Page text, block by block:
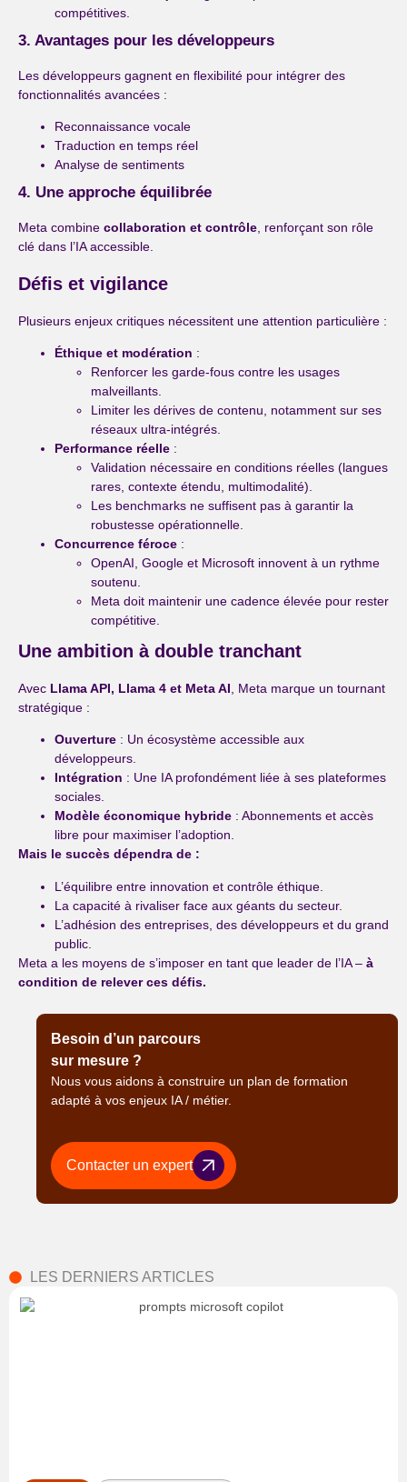
compétitives.
3. Avantages pour les développeurs
Les développeurs gagnent en flexibilité pour intégrer des
fonctionnalités avancées :
Reconnaissance vocale
Traduction en temps réel
Analyse de sentiments
4. Une approche équilibrée
Meta combine collaboration et contrôle, renforçant son rôle
clé dans l’IA accessible.
Défis et vigilance
Plusieurs enjeux critiques nécessitent une attention particulière :
Éthique et modération :
Renforcer les garde-fous contre les usages
malveillants.
Limiter les dérives de contenu, notamment sur ses
réseaux ultra-intégrés.
Performance réelle :
Validation nécessaire en conditions réelles (langues
rares, contexte étendu, multimodalité).
Les benchmarks ne suffisent pas à garantir la
robustesse opérationnelle.
Concurrence féroce :
OpenAI, Google et Microsoft innovent à un rythme
soutenu.
Meta doit maintenir une cadence élevée pour rester
compétitive.
Une ambition à double tranchant
Avec Llama API, Llama 4 et Meta AI , Meta marque un tournant
stratégique :
Ouverture : Un écosystème accessible aux
développeurs.
Intégration : Une IA profondément liée à ses plateformes
sociales.
Modèle économique hybride : Abonnements et accès
libre pour maximiser l’adoption.
Mais le succès dépendra de :
L’équilibre entre innovation et contrôle éthique.
La capacité à rivaliser face aux géants du secteur.
L’adhésion des entreprises, des développeurs et du grand
public.
Meta a les moyens de s’imposer en tant que leader de l’IA – à
condition de relever ces défis.
Besoin d’un parcours
sur mesure ?
Nous vous aidons à construire un plan de formation
adapté à vos enjeux IA / métier.
Contacter un expert
LES DERNIERS ARTICLES